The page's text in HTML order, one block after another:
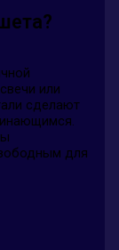
или
сделают
для